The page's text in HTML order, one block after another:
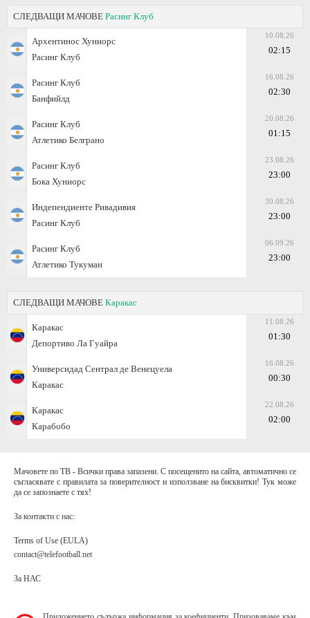
СЛЕДВАЩИ МАЧОВЕ Расинг Клуб
Архентинос Хуниорс
Расинг Клуб
10.08.26
02:15
Расинг Клуб
Банфийлд
16.08.26
02:30
Расинг Клуб
Атлетико Белграно
20.08.26
01:15
Расинг Клуб
Бока Хуниорс
23.08.26
23:00
Индепендиенте Ривадивия
Расинг Клуб
30.08.26
23:00
Расинг Клуб
Атлетико Тукуман
06.09.26
23:00
СЛЕДВАЩИ МАЧОВЕ Каракас
Каракас
Депортиво Ла Гуайра
11.08.26
01:30
Универсидад Сентрал де Венецуела
Каракас
16.08.26
00:30
Каракас
Карабобо
22.08.26
02:00
Мачовете по ТВ - Всички права запазени. С посещенито на сайта, автоматично се
съгласявате с правилата за поверителност и използване на бисквитки! Тук може
да се запознаете с тях!
За контакти с нас:
Terms of Use (EULA)
contact@telefootball.net
За НАС